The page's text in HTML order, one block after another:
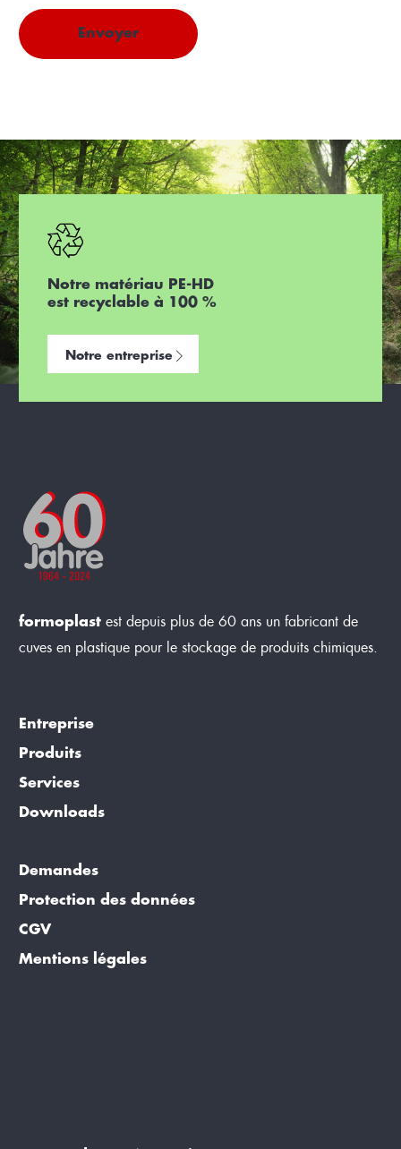
Notre matériau PE-HD
est recyclable à 100 %
Notre entreprise
formoplast est depuis plus de 60 ans un fabricant de
cuves en plastique pour le stockage de produits chimiques.
Entreprise
Produits
Services
Downloads
Demandes
Protection des données
CGV
Mentions légales